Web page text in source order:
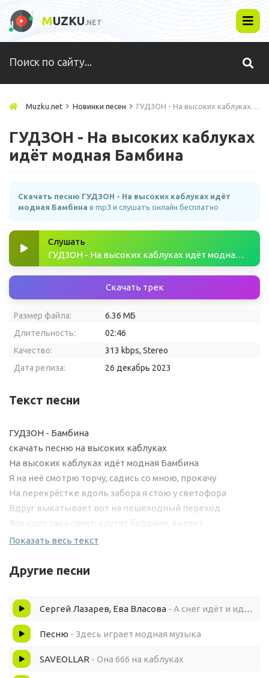
MUZKU.NET
Muzku.net Новинки песен ГУДЗОН - На высоких каблуках идёт модная Бамбина
ГУДЗОН - На высоких каблуках
идёт модная Бамбина
Скачать песню ГУДЗОН - На высоких каблуках идёт
модная Бамбина в mp3 и слушать онлайн бесплатно
Слушать
ГУДЗОН - На высоких каблуках идёт модная Бамбина
Скачать трек
Размер файла:
6.36 МБ
Длительность:
02:46
Качество:
313 kbps, Stereo
Дата релиза:
26 декабрь 2023
Текст песни
ГУДЗОН - Бамбина
скачать песню на высоких каблуках
На высоких каблуках идёт модная Бамбина
Я на неё смотрю торчу, садись со мною, прокачу
На перекрёстке вдоль забора я стою у светофора
Вдруг выкатывает вот на пешеходный переход
Вся идёт така сияет, крутит бёдрами, виляет
Я ей эй-эй, стой, кричу садись со мною прокачу
На перекрёстке вдоль забора я стою у светофора
Эй привет-привет красотка, видишь, клёвая погодка
Показать весь текст
Другие песни
Сергей Лазарев, Ева Власова - А снег идёт и идёт ()
Песню - Здесь играет модная музыка
SAVEOLLAR - Она 666 на каблуках